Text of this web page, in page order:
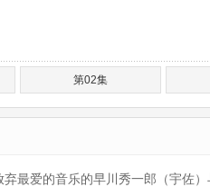
第02集
爱的音乐的早川秀一郎（宇佐